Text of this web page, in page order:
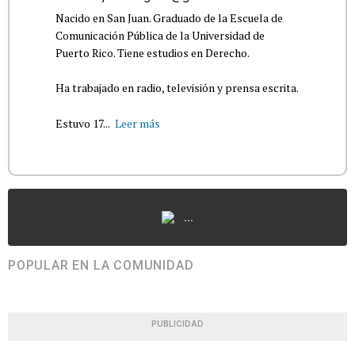
Nacido en San Juan. Graduado de la Escuela de
Comunicación Pública de la Universidad de
Puerto Rico. Tiene estudios en Derecho.
Ha trabajado en radio, televisión y prensa escrita.
Estuvo 17... Leer más
...
POPULAR EN LA COMUNIDAD
PUBLICIDAD